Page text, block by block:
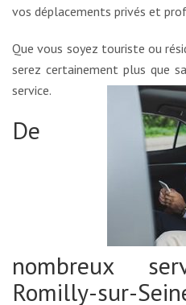
vos déplacements privés et
Que vous soyez touriste ou
serez certainement plus que
service.
De
nombreux
Romilly-sur-